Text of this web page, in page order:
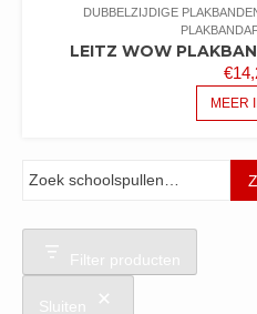
DUBBELZIJDIGE
LEITZ WOW
€
MEER
Filter producten
Sluiten